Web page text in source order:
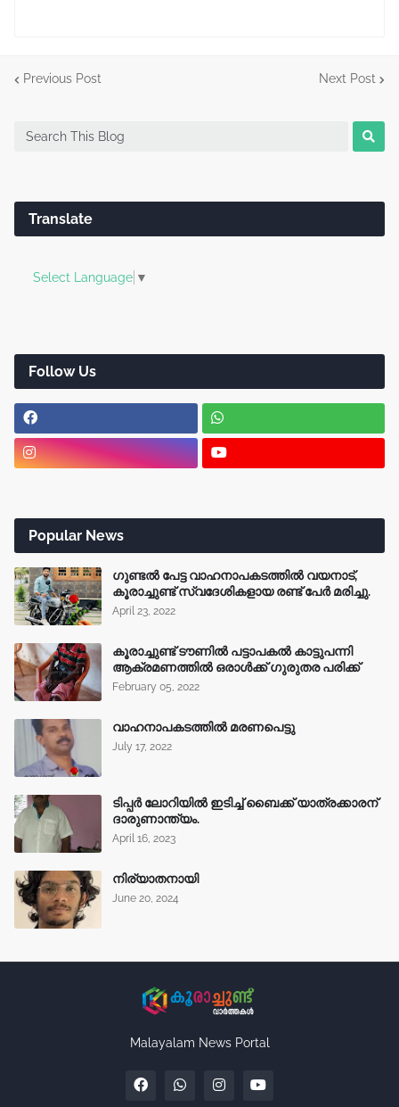
Previous Post Next Post
Translate
Select Language ▼
Follow Us
Popular News
ഗുണ്ടൽ പേട്ട വാഹനാപകടത്തിൽ വയനാട്,
കൂരാച്ചുണ്ട് സ്വദേശികളായ രണ്ട് പേർ മരിച്ചു.
April 23, 2022
കൂരാച്ചുണ്ട് ടൗണിൽ പട്ടാപകൽ കാട്ടുപന്നി
ആക്രമണത്തിൽ ഒരാൾക്ക് ഗുരുതര പരിക്ക്
February 05, 2022
വാഹനാപകടത്തിൽ മരണപെട്ടു
July 17, 2022
ടിപ്പർ ലോറിയിൽ ഇടിച്ച് ബൈക്ക് യാത്രക്കാരന്
ദാരുണാന്ത്യം.
April 16, 2023
നിര്യാതനായി
June 20, 2024
Malayalam News Portal